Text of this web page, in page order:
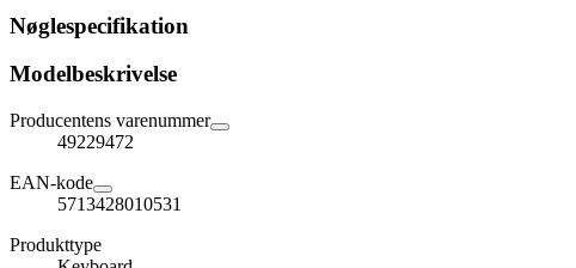
Nøglespecifikation
Modelbeskrivelse
Producentens varenummer
49229472
EAN-kode
5713428010531
Produkttype